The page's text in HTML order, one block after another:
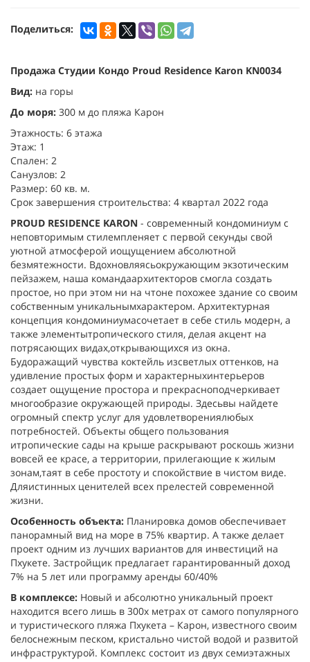
Поделиться:
Продажа Студии Кондо Proud Residence Karon KN0034
Вид: на горы
До моря: 300 м до пляжа Карон
Этажность: 6 этажа
Этаж: 1
Спален: 2
Санузлов: 2
Размер: 60 кв. м.
Срок завершения строительства: 4 квартал 2022 года
PROUD RESIDENCE KARON - современный кондоминиум с
неповторимым стилемпленяет с первой секунды свой
уютной атмосферой иощущением абсолютной
безмятежности. Вдохновляясьокружающим экзотическим
пейзажем, наша командаархитекторов смогла создать
простое, но при этом ни на чтоне похожее здание со своим
собственным уникальнымхарактером. Архитектурная
концепция кондоминиумасочетает в себе стиль модерн, а
также элементытропического стиля, делая акцент на
потрясающих видах,открывающихся из окна.
Будоражащий чувства коктейль изсветлых оттенков, на
удивление простых форм и характерныхинтерьеров
создает ощущение простора и прекрасноподчеркивает
многообразие окружающей природы. Здесьвы найдете
огромный спектр услуг для удовлетворениялюбых
потребностей. Объекты общего пользования
итропические сады на крыше раскрывают роскошь жизни
вовсей ее красе, а территории, прилегающие к жилым
зонам,таят в себе простоту и спокойствие в чистом виде.
Дляистинных ценителей всех прелестей современной
жизни.
Особенность объекта: Планировка домов обеспечивает
панорамный вид на море в 75% квартир. А также делает
проект одним из лучших вариантов для инвестиций на
Пхукете. Застройщик предлагает гарантированный доход
7% на 5 лет или программу аренды 60/40%
В комплексе: Новый и абсолютно уникальный проект
находится всего лишь в 300х метрах от самого популярного
и туристического пляжа Пхукета – Карон, известного своим
белоснежным песком, кристально чистой водой и развитой
инфраструктурой. Комплекс состоит из двух семиэтажных